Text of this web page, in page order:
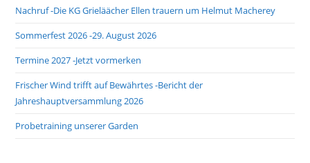
Nachruf -Die KG Grieläächer Ellen trauern um Helmut Macherey
Sommerfest 2026 -29. August 2026
Termine 2027 -Jetzt vormerken
Frischer Wind trifft auf Bewährtes -Bericht der
Jahreshauptversammlung 2026
Probetraining unserer Garden